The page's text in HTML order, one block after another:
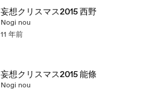
妄想クリスマス2015 西野
Nogi nou
11 年前
妄想クリスマス2015 能條
Nogi nou